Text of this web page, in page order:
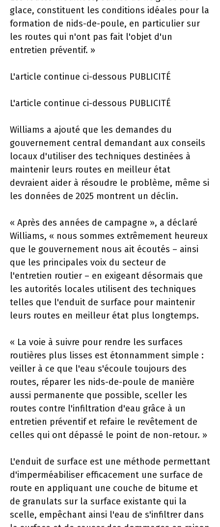
glace, constituent les conditions idéales pour la
formation de nids-de-poule, en particulier sur
les routes qui n'ont pas fait l'objet d'un
entretien préventif. »
L'article continue ci-dessous PUBLICITÉ
L'article continue ci-dessous PUBLICITÉ
Williams a ajouté que les demandes du
gouvernement central demandant aux conseils
locaux d'utiliser des techniques destinées à
maintenir leurs routes en meilleur état
devraient aider à résoudre le problème, même si
les données de 2025 montrent un déclin.
« Après des années de campagne », a déclaré
Williams, « nous sommes extrêmement heureux
que le gouvernement nous ait écoutés – ainsi
que les principales voix du secteur de
l'entretien routier – en exigeant désormais que
les autorités locales utilisent des techniques
telles que l'enduit de surface pour maintenir
leurs routes en meilleur état plus longtemps.
« La voie à suivre pour rendre les surfaces
routières plus lisses est étonnamment simple :
veiller à ce que l'eau s'écoule toujours des
routes, réparer les nids-de-poule de manière
aussi permanente que possible, sceller les
routes contre l'infiltration d'eau grâce à un
entretien préventif et refaire le revêtement de
celles qui ont dépassé le point de non-retour. »
L'enduit de surface est une méthode permettant
d'imperméabiliser efficacement une surface de
route en appliquant une couche de bitume et
de granulats sur la surface existante qui la
scelle, empêchant ainsi l'eau de s'infiltrer dans